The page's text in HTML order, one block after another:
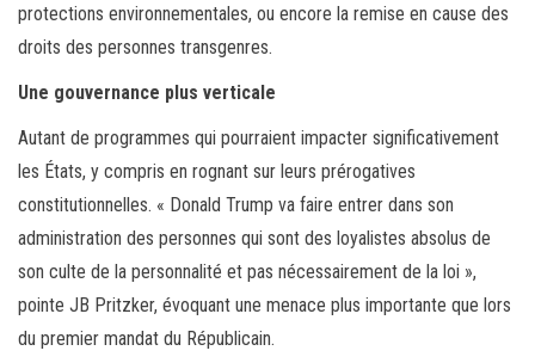
protections environnementales, ou encore la remise en cause des
droits des personnes transgenres.
Une gouvernance plus verticale
Autant de programmes qui pourraient impacter significativement
les États, y compris en rognant sur leurs prérogatives
constitutionnelles. « Donald Trump va faire entrer dans son
administration des personnes qui sont des loyalistes absolus de
son culte de la personnalité et pas nécessairement de la loi »,
pointe JB Pritzker, évoquant une menace plus importante que lors
du premier mandat du Républicain.